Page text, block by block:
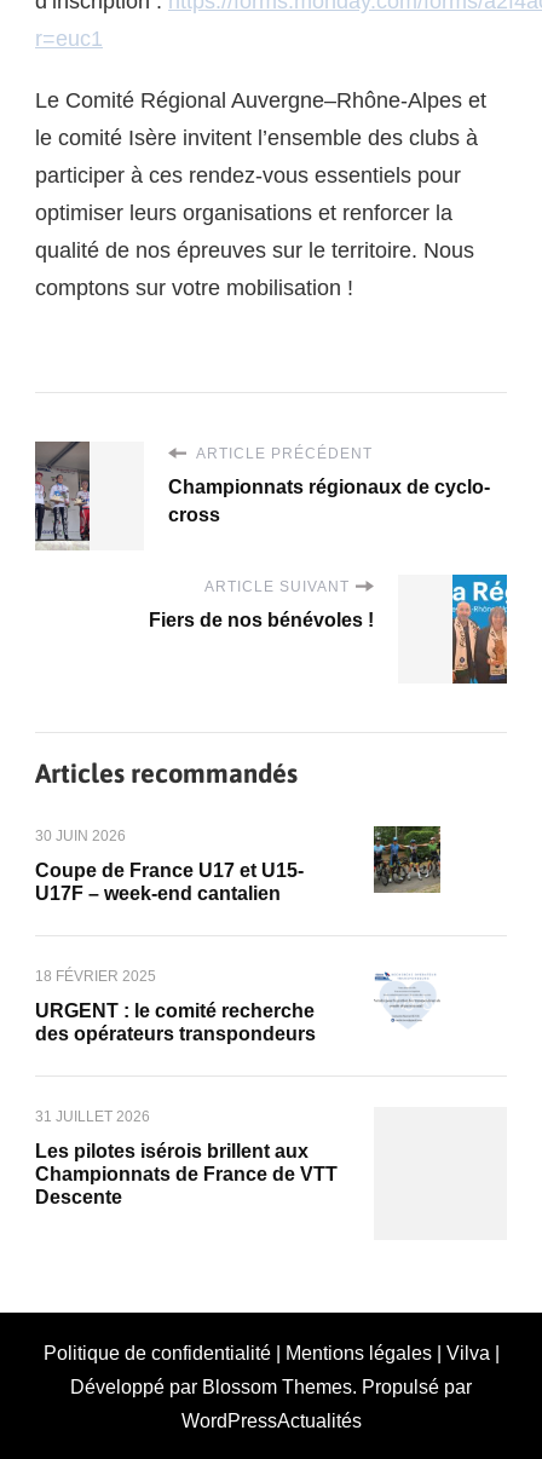
r=euc1
Le Comité Régional Auvergne–Rhône-Alpes et
le comité Isère invitent l’ensemble des clubs à
participer à ces rendez-vous essentiels pour
optimiser leurs organisations et renforcer la
qualité de nos épreuves sur le territoire. Nous
comptons sur votre mobilisation !
ARTICLE PRÉCÉDENT
Championnats régionaux de cyclo-
cross
ARTICLE SUIVANT
Fiers de nos bénévoles !
Articles recommandés
30 JUIN 2026
Coupe de France U17 et U15-
U17F – week-end cantalien
18 FÉVRIER 2025
URGENT : le comité recherche
des opérateurs transpondeurs
31 JUILLET 2026
Les pilotes isérois brillent aux
Championnats de France de VTT
Descente
Politique de confidentialité| Mentions légales| Vilva |
Développé par Blossom Themes. Propulsé par
WordPressActualités